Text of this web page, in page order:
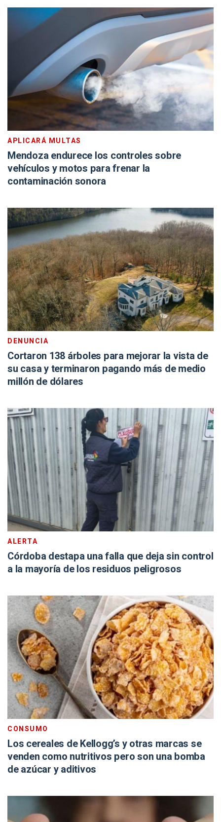
APLICARÁ MULTAS
Mendoza endurece los controles sobre
vehículos y motos para frenar la
contaminación sonora
DENUNCIA
Cortaron 138 árboles para mejorar la vista de
su casa y terminaron pagando más de medio
millón de dólares
ALERTA
Córdoba destapa una falla que deja sin control
a la mayoría de los residuos peligrosos
CONSUMO
Los cereales de Kellogg’s y otras marcas se
venden como nutritivos pero son una bomba
de azúcar y aditivos